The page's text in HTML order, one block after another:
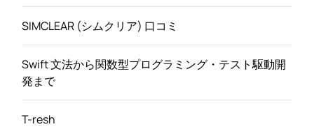
SIMCLEAR (シムクリア) 口コミ
Swift 文法から関数型プログラミング・テスト駆動開
発まで
T-resh